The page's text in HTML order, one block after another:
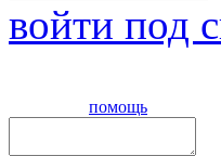
войти под
помощь